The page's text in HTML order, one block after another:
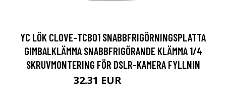
YC LÖK CLOVE-TCB01 SNABBFRIGÖRNINGSPLATTA
GIMBALKLÄMMA SNABBFRIGÖRANDE KLÄMMA 1/4
SKRUVMONTERING FÖR DSLR-KAMERA FYLLNIN
32.31 EUR